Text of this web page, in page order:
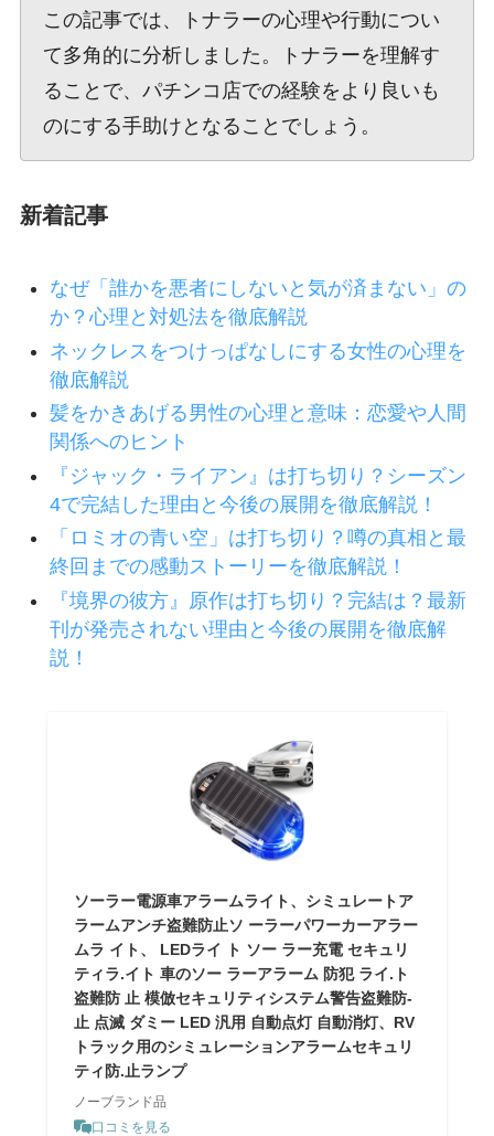
この記事では、トナラーの心理や行動につい
て多角的に分析しました。トナラーを理解す
ることで、パチンコ店での経験をより良いも
のにする手助けとなることでしょう。
新着記事
なぜ「誰かを悪者にしないと気が済まない」の
か？心理と対処法を徹底解説
ネックレスをつけっぱなしにする女性の心理を
徹底解説
髪をかきあげる男性の心理と意味：恋愛や人間
関係へのヒント
『ジャック・ライアン』は打ち切り？シーズン
4で完結した理由と今後の展開を徹底解説！
「ロミオの青い空」は打ち切り？噂の真相と最
終回までの感動ストーリーを徹底解説！
『境界の彼方』原作は打ち切り？完結は？最新
刊が発売されない理由と今後の展開を徹底解
説！
ソーラー電源車アラームライト、シミュレートア
ラームアンチ盗難防止ソ ーラーパワーカーアラー
ムラ イト、 LEDライ ト ソー ラー充電 セキュリ
ティラ.イト 車のソー ラーアラーム 防犯 ライ.ト
盗難防 止 模倣セキュリティシステム警告盗難防-
止 点滅 ダミー LED 汎用 自動点灯 自動消灯、RV
トラック用のシミュレーションアラームセキュリ
ティ防.止ランプ
ノーブランド品
口コミを見る